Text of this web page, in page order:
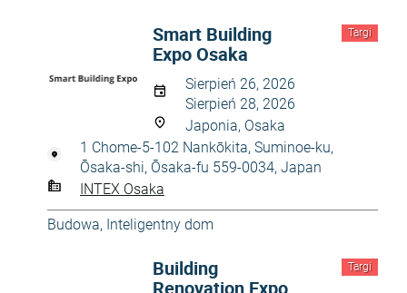
Targi
Smart Building
Expo Osaka
Sierpień 26, 2026
Sierpień 28, 2026
Japonia, Osaka
1 Chome-5-102 Nankōkita, Suminoe-ku,
Ōsaka-shi, Ōsaka-fu 559-0034, Japan
INTEX Osaka
Budowa, Inteligentny dom
Targi
Building
Renovation Expo